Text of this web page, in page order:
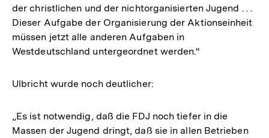
der christlichen und der nichtorganisierten Jugend . . .
Dieser Aufgabe der Organisierung der Aktionseinheit
müssen jetzt alle anderen Aufgaben in
Westdeutschland untergeordnet werden.“
Ulbricht wurde noch deutlicher:
„Es ist notwendig, daß die FDJ noch tiefer in die
Massen der Jugend dringt, daß sie in allen Betrieben